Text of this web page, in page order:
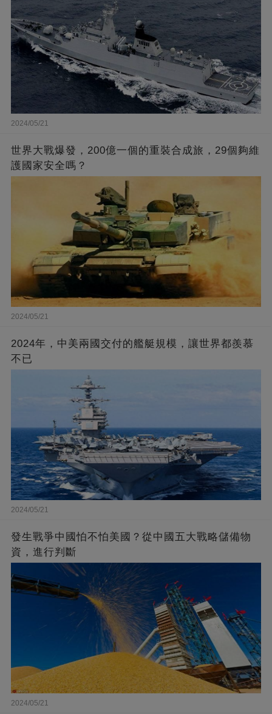
2024/05/21
世界大戰爆發，200億一個的重裝合成旅，29個夠維
護國家安全嗎？
2024/05/21
2024年，中美兩國交付的艦艇規模，讓世界都羨慕
不已
2024/05/21
發生戰爭中國怕不怕美國？從中國五大戰略儲備物
資，進行判斷
2024/05/21